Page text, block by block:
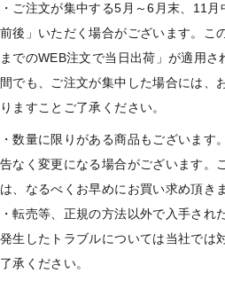
・ご注文が集中する5月～6月末、11
前後」いただく場合がございます。こ
までのWEB注文で当日出荷」が適用さ
間でも、ご注文が集中した場合には、
りますことご了承ください。
・数量に限りがある商品もございます
告なく変更になる場合がございます。
は、なるべくお早めにお買い求め頂き
・転売等、正規の方法以外で入手され
発生したトラブルについては当社では
了承ください。